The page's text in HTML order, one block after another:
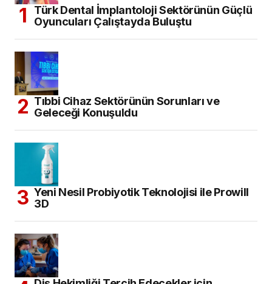
Türk Dental İmplantoloji Sektörünün Güçlü
Oyuncuları Çalıştayda Buluştu
Tıbbi Cihaz Sektörünün Sorunları ve
Geleceği Konuşuldu
Yeni Nesil Probiyotik Teknolojisi ile Prowill
3D